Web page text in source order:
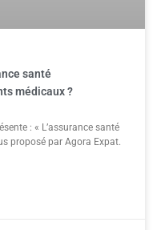
santé
médicaux ?
: « L’assurance santé
proposé par Agora Expat.